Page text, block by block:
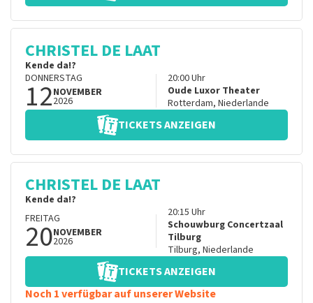
CHRISTEL DE LAAT
Kende da!?
DONNERSTAG
12NOVEMBER
2026
20:00Uhr
Oude Luxor Theater
Rotterdam, Niederlande
TICKETS ANZEIGEN
CHRISTEL DE LAAT
Kende da!?
FREITAG
20NOVEMBER
2026
20:15 Uhr
Schouwburg Concertzaal
Tilburg
Tilburg, Niederlande
TICKETS ANZEIGEN
Noch 1 verfügbar auf unserer Website